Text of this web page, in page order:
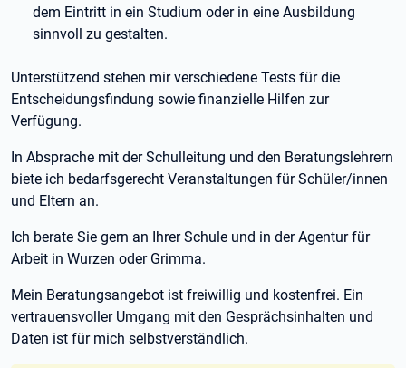
dem Eintritt in ein Studium oder in eine Ausbildung
sinnvoll zu gestalten.
Unterstützend stehen mir verschiedene Tests für die
Entscheidungsfindung sowie finanzielle Hilfen zur
Verfügung.
In Absprache mit der Schulleitung und den Beratungslehrern
biete ich bedarfsgerecht Veranstaltungen für Schüler/innen
und Eltern an.
Ich berate Sie gern an Ihrer Schule und in der Agentur für
Arbeit in Wurzen oder Grimma.
Mein Beratungsangebot ist freiwillig und kostenfrei. Ein
vertrauensvoller Umgang mit den Gesprächsinhalten und
Daten ist für mich selbstverständlich.